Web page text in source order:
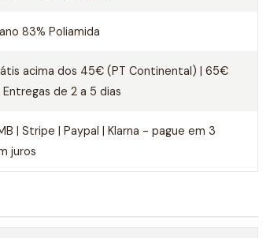
83% Poliamida
acima dos 45€ (PT Continental) | 65€
Entregas de 2 a 5 dias
| Stripe | Paypal | Klarna - pague em 3
juros